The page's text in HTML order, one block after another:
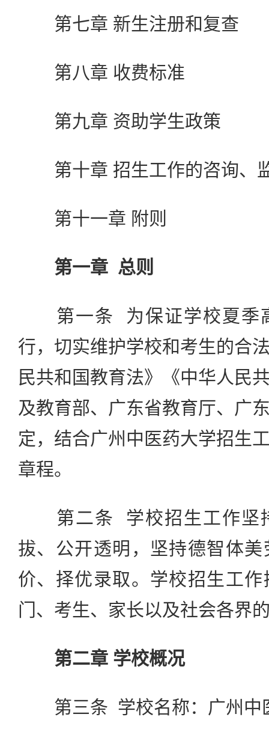
第七章 新生注册和复查
第八章 收费标准
第九章 资助学生政策
第十章 招生工作的咨询、
第十一章 附则
第一章 总则
第一条 为保证学校夏季
行，切实维护学校和考生的合
民共和国教育法》《中华人民
及教育部、广东省教育厅、广
定，结合广州中医药大学招生
章程。
第二条 学校招生工作坚
拔、公开透明，坚持德智体
价、择优录取。学校招生工
门、考生、家长以及社会各界
第二章 学校概况
第三条 学校名称：广州中